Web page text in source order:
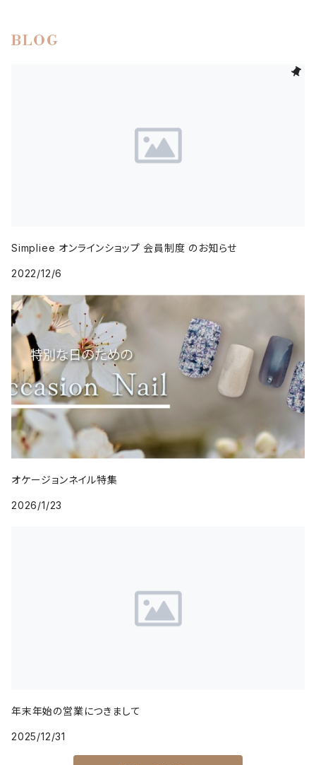
BLOG
Simpliee オンラインショップ 会員制度 のお知らせ
2022/12/6
オケージョンネイル特集
2026/1/23
年末年始の営業につきまして
2025/12/31